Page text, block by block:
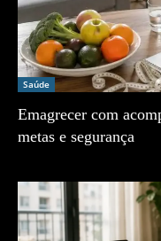
Saúde
Emagrecer com
metas e segurança